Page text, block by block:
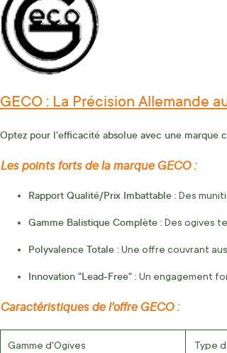
GECO : La Précision Allemande
Optez pour l'efficacité absolue avec une marque
Les points forts de la marque GECO :
Rapport Qualité/Prix Imbattable : Des
Gamme Balistique Complète : Des ogives
Polyvalence Totale : Une offre couvrant
Innovation "Lead-Free" : Un engagement
Caractéristiques de l'offre GECO :
Gamme d'Ogives Type